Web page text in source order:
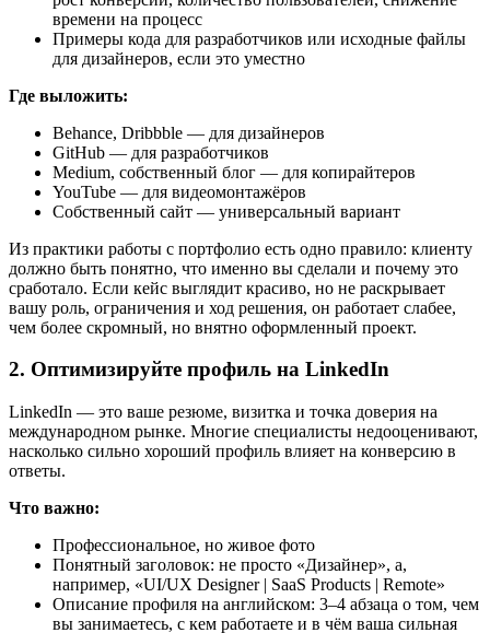
времени на процесс
Примеры кода для разработчиков или исходные файлы
для дизайнеров, если это уместно
Где выложить:
Behance, Dribbble — для дизайнеров
GitHub — для разработчиков
Medium, собственный блог — для копирайтеров
YouTube — для видеомонтажёров
Собственный сайт — универсальный вариант
Из практики работы с портфолио есть одно правило: клиенту
должно быть понятно, что именно вы сделали и почему это
сработало. Если кейс выглядит красиво, но не раскрывает
вашу роль, ограничения и ход решения, он работает слабее,
чем более скромный, но внятно оформленный проект.
2. Оптимизируйте профиль на LinkedIn
LinkedIn — это ваше резюме, визитка и точка доверия на
международном рынке. Многие специалисты недооценивают,
насколько сильно хороший профиль влияет на конверсию в
ответы.
Что важно:
Профессиональное, но живое фото
Понятный заголовок: не просто «Дизайнер», а,
например, «UI/UX Designer | SaaS Products | Remote»
Описание профиля на английском: 3–4 абзаца о том, чем
вы занимаетесь, с кем работаете и в чём ваша сильная